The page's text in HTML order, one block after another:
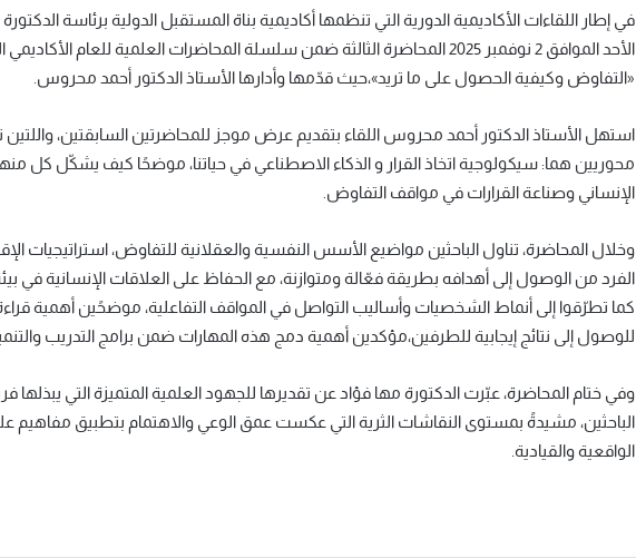
في إطار اللقاءات الأكاديمية الدورية التي تنظمها أكاديمية بناة المستقبل الدولية برئاسة
الأحد الموافق 2 نوفمبر 2025 المحاضرة الثالثة ضمن سلسلة المحاضرات العلمية للعام الأكاديمي الجديد، بعنوان:
«التفاوض وكيفية الحصول على ما تريد»،حيث قدّمها وأدارها الأستاذ الدكتور أحمد محروس.
استهل الأستاذ الدكتور أحمد محروس اللقاء بتقديم عرض موجز للمحاضرتين السابقتين، واللتين
محوريين هما: سيكولوجية اتخاذ القرار و الذكاء الاصطناعي في حياتنا، موضحًا كيف يشكّل كل
الإنساني وصناعة القرارات في مواقف التفاوض.
وخلال المحاضرة، تناول الباحثين مواضيع الأسس النفسية والعقلانية للتفاوض، استراتيجيات
الفرد من الوصول إلى أهدافه بطريقة فعّالة ومتوازنة، مع الحفاظ على العلاقات الإنسانية في
كما تطرّقوا إلى أنماط الشخصيات وأساليب التواصل في المواقف التفاعلية، موضحًين أهمية
للوصول إلى نتائج إيجابية للطرفين،مؤكدين أهمية دمج هذه المهارات ضمن برامج التدريب
وفي ختام المحاضرة، عبّرت الدكتورة مها فؤاد عن تقديرها للجهود العلمية المتميزة التي يبذلها
الباحثين، مشيدةً بمستوى النقاشات الثرية التي عكست عمق الوعي والاهتمام بتطبيق مفاهيم
الواقعية والقيادية.